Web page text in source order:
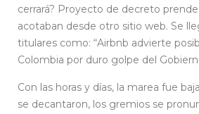
cerrará? Proyecto de decreto prende
acotaban desde otro sitio web. Se
titulares como: “Airbnb advierte
Colombia por duro golpe del
Con las horas y días, la marea fue
se decantaron, los gremios se